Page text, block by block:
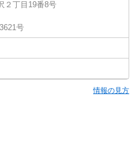
２丁目19番8号
号
情報の見方